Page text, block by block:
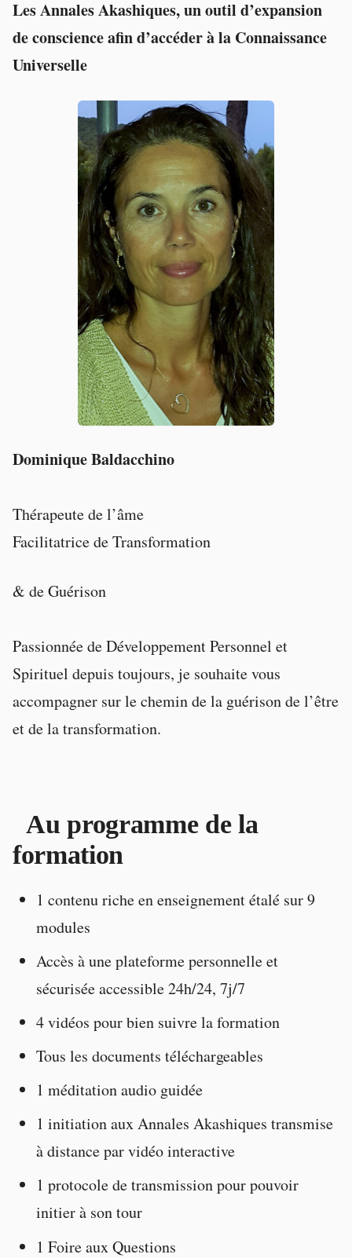
Les Annales Akashiques, un outil d’expansion
de conscience afin d’accéder à la Connaissance
Universelle
Dominique Baldacchino
Thérapeute de l’âme
Facilitatrice de Transformation
& de Guérison
Passionnée de Développement Personnel et
Spirituel depuis toujours, je souhaite vous
accompagner sur le chemin de la guérison de l’être
et de la transformation.
Au programme de la
formation
1 contenu riche en enseignement étalé sur 9
modules
Accès à une plateforme personnelle et
sécurisée accessible 24h/24, 7j/7
4 vidéos pour bien suivre la formation
Tous les documents téléchargeables
1 méditation audio guidée
1 initiation aux Annales Akashiques transmise
à distance par vidéo interactive
1 protocole de transmission pour pouvoir
initier à son tour
1 Foire aux Questions